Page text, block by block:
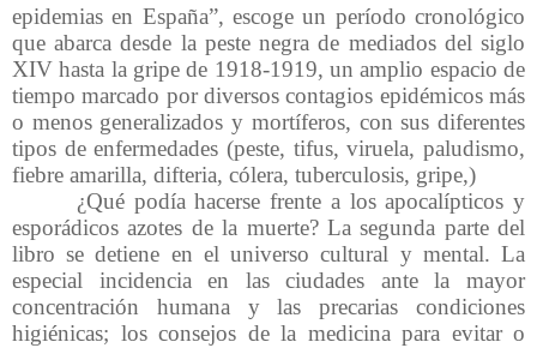
epidemias en España”, escoge un período cronológico
que abarca desde la peste negra de mediados del siglo
XIV hasta la gripe de 1918-1919, un amplio espacio de
tiempo marcado por diversos contagios epidémicos más
o menos generalizados y mortíferos, con sus diferentes
tipos de enfermedades (peste, tifus, viruela, paludismo,
fiebre amarilla, difteria, cólera, tuberculosis, gripe,)
¿Qué podía hacerse frente a los apocalípticos y
esporádicos azotes de la muerte? La segunda parte del
libro se detiene en el universo cultural y mental. La
especial incidencia en las ciudades ante la mayor
concentración humana y las precarias condiciones
higiénicas; los consejos de la medicina para evitar o